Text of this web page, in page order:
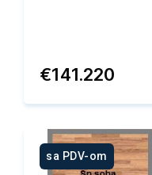
€141.220
sa PDV-om